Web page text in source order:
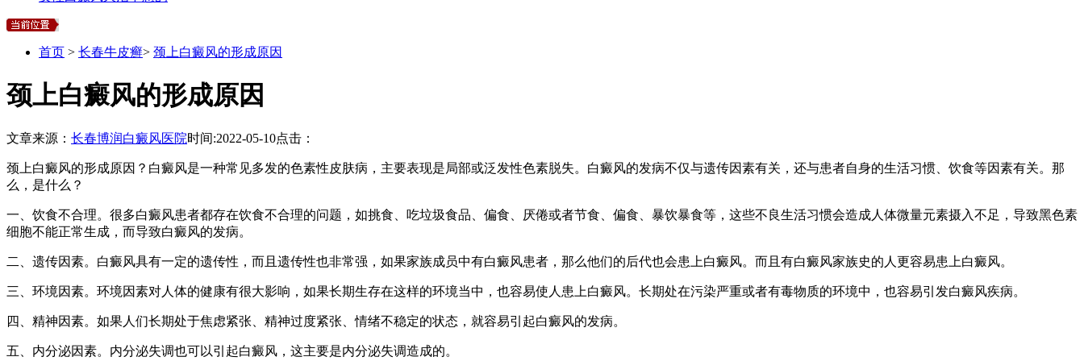
首页 > 长春牛皮癣> 颈上白癜风的形成原因
颈上白癜风的形成原因
文章来源： 长春博润白癜风医院时间:2022-05-10点击：
颈上白癜风的形成原因？白癜风是一种常见多发的色素性皮肤病，主要表现是局部或泛发性色素脱失。白癜风的发病不仅与遗传因素有关，还与患者自身的生活习惯、饮食等因素有关。那
么，是什么？
一、饮食不合理。很多白癜风患者都存在饮食不合理的问题，如挑食、吃垃圾食品、偏食、厌倦或者节食、偏食、暴饮暴食等，这些不良生活习惯会造成人体微量元素摄入不足，导致黑色素
细胞不能正常生成，而导致白癜风的发病。
二、遗传因素。白癜风具有一定的遗传性，而且遗传性也非常强，如果家族成员中有白癜风患者，那么他们的后代也会患上白癜风。而且有白癜风家族史的人更容易患上白癜风。
三、环境因素。环境因素对人体的健康有很大影响，如果长期生存在这样的环境当中，也容易使人患上白癜风。长期处在污染严重或者有毒物质的环境中，也容易引发白癜风疾病。
四、精神因素。如果人们长期处于焦虑紧张、精神过度紧张、情绪不稳定的状态，就容易引起白癜风的发病。
五、内分泌因素。内分泌失调也可以引起白癜风，这主要是内分泌失调造成的。